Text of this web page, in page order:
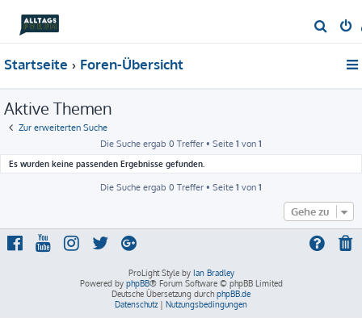
u
Startseite Foren-Übersicht
Aktive Themen
Zur erweiterten Suche
Die Suche ergab 0 Treffer • Seite 1 von 1
Es wurden keine passenden Ergebnisse gefunden.
Die Suche ergab 0 Treffer • Seite 1 von 1
Gehe zu
ProLight Style by Ian Bradley
Powered by phpBB® Forum Software © phpBB Limited
Deutsche Übersetzung durch phpBB.de
Datenschutz | Nutzungsbedingungen